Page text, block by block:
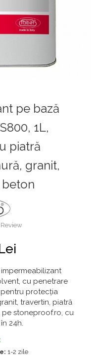
pe bază
1L,
piatră
granit,
Review
impermeabilizant
cu penetrare
protecția
travertin, piatră
stoneproof.ro, cu
24h.
1-2 zile